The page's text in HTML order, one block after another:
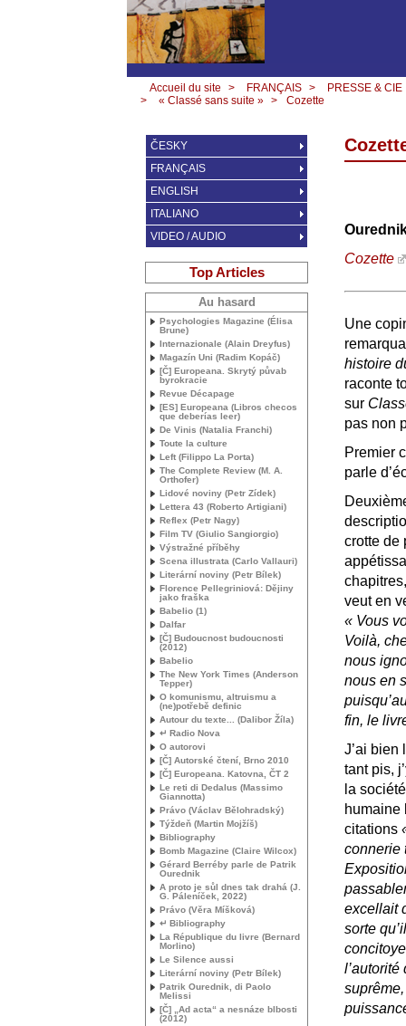
Accueil du site > FRANÇAIS >
PRESSE & CIE
>
« Classé sans suite » > Cozette
Cozette
Une
histoire
raconte
sur
pas non
Premier
parle
crotte de
veut en
« Vous
Voilà,
nous
nous en
fin, le
J’ai bien
tant pis,
la
humaine
citations
connerie
excellait
sorte
ČESKY
FRANÇAIS
ENGLISH
ITALIANO
VIDEO / AUDIO
Top Articles
Au hasard
Psychologies Magazine (Élisa
Brune)
Internazionale (Alain Dreyfus)
Magazín Uni (Radim Kopáč)
[Č] Europeana. Skrytý půvab
byrokracie
Revue Décapage
[ES] Europeana (Libros checos
que deberías leer)
De Vinis (Natalia Franchi)
Toute la culture
Left (Filippo La Porta)
The Complete Review (M. A.
Orthofer)
Lidové noviny (Petr Zídek)
Lettera 43 (Roberto Artigiani)
Reflex (Petr Nagy)
Film TV (Giulio Sangiorgio)
Výstražné příběhy
Scena illustrata (Carlo Vallauri)
Literární noviny (Petr Bílek)
Florence Pellegriniová: Dějiny
jako fraška
Babelio (1)
Dalfar
[Č] Budoucnost budoucnosti
(2012)
Babelio
The New York Times (Anderson
Tepper)
O komunismu, altruismu a
(ne)potřebě definic
Autour du texte... (Dalibor Žíla)
↵ Radio Nova
O autorovi
[Č] Autorské čtení, Brno 2010
[Č] Europeana. Katovna, ČT 2
Le reti di Dedalus (Massimo
Giannotta)
Právo (Václav Bělohradský)
Týždeň (Martin Mojžíš)
Bibliography
Bomb Magazine (Claire Wilcox)
Gérard Berréby parle de Patrik
Ourednik
A proto je sůl dnes tak drahá (J.
G.
Páleníček, 2022)
Právo (Věra Míšková)
↵ Bibliography
La République du livre (Bernard
Morlino)
Le Silence aussi
Literární noviny (Petr Bílek)
Patrik Ourednik, di Paolo
Melissi
[Č] „Ad acta“ a nesnáze blbosti
(2012)